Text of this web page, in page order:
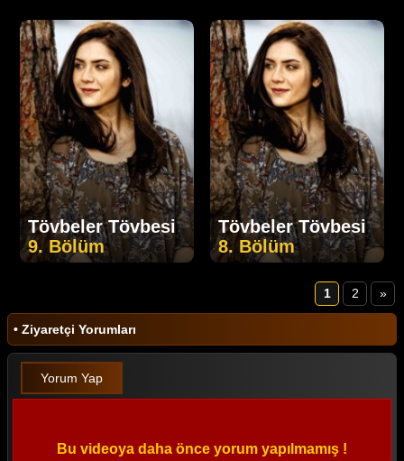
Tövbeler Tövbesi
9. Bölüm
Tövbeler Tövbesi
8. Bölüm
1 2 »
• Ziyaretçi Yorumları
Yorum Yap
Bu videoya daha önce yorum yapılmamış !